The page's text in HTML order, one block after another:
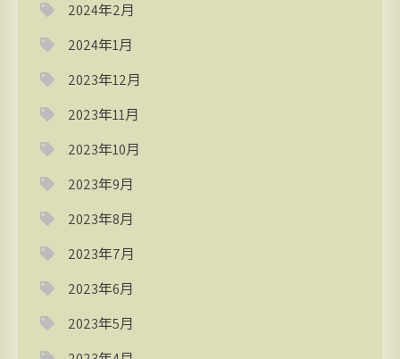
2024年2月
2024年1月
2023年12月
2023年11月
2023年10月
2023年9月
2023年8月
2023年7月
2023年6月
2023年5月